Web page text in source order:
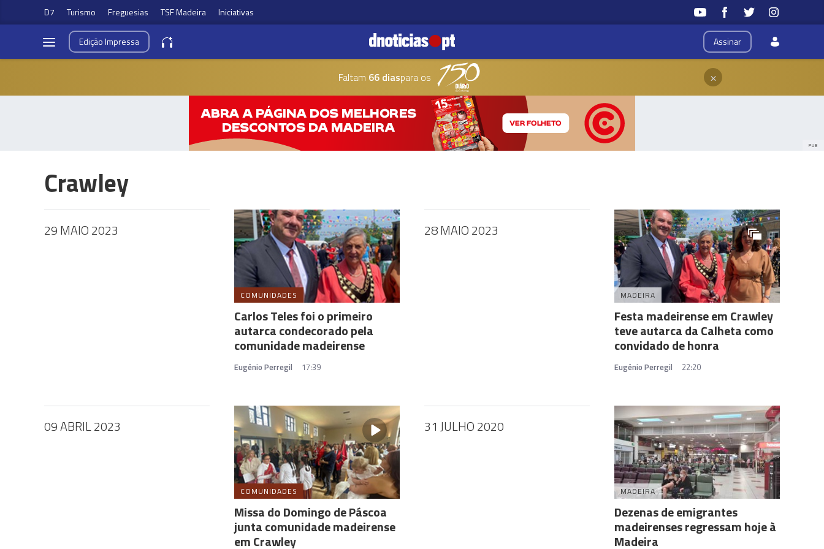
D7 Turismo Freguesias TSF Madeira Iniciativas
Assinar
EdiçãoImpressa
Faltam 66 diaspara os ×
PUB
Crawley
29 MAIO 2023
COMUNIDADES
Carlos Teles foi o primeiro
autarca condecorado pela
comunidade madeirense
Eugénio Perregil 17:39
28 MAIO 2023
MADEIRA
Festa madeirense em Crawley
teve autarca da Calheta como
convidado de honra
Eugénio Perregil 22:20
09 ABRIL 2023
COMUNIDADES
Missa do Domingo de Páscoa
junta comunidade madeirense
em Crawley
31 JULHO 2020
MADEIRA
Dezenas de emigrantes
madeirenses regressam hoje à
Madeira